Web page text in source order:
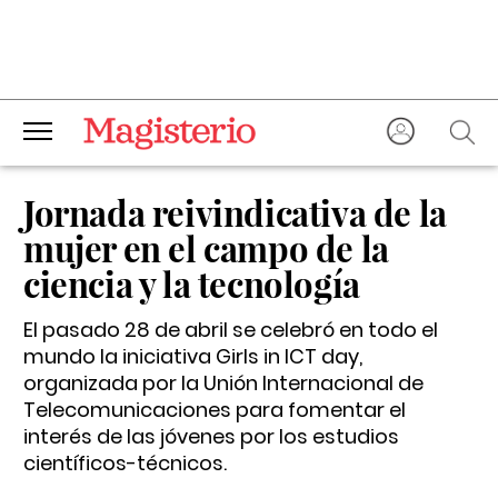
Jornada reivindicativa de la
mujer en el campo de la
ciencia y la tecnología
El pasado 28 de abril se celebró en todo el
mundo la iniciativa Girls in ICT day,
organizada por la Unión Internacional de
Telecomunicaciones para fomentar el
interés de las jóvenes por los estudios
científicos-técnicos.